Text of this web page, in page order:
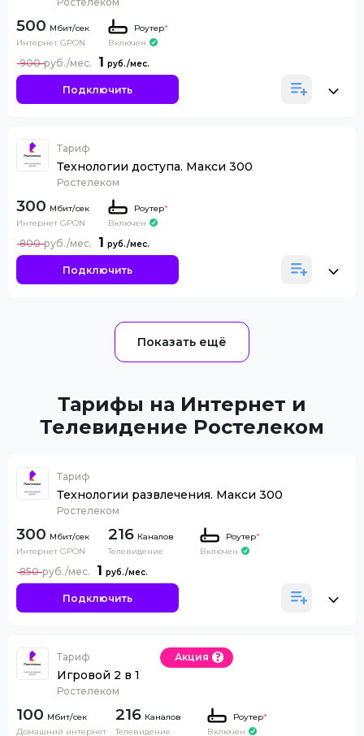
500
Интернет GPON
Роутер*
Включен
1
900
Подключить
Тариф
Технологии доступа. Макси 300
Ростелеком
300
Интернет GPON
Роутер*
Включен
1
800
Подключить
Тарифы на Интернет и
Телевидение Ростелеком
Тариф
Технологии развлечения. Макси 300
Ростелеком
300
Интернет GPON
216 Каналов
Телевидение
Роутер*
Включен
1
850
Подключить
Тариф
Игровой 2 в 1
Ростелеком
Акция
100
Домашний интернет
216 Каналов
Телевидение
Роутер*
Включен